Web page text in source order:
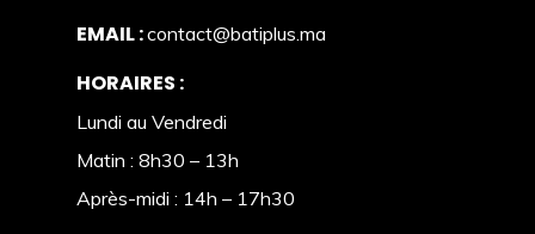
EMAIL :contact@batiplus.ma
HORAIRES :
Lundi au Vendredi
Matin : 8h30 – 13h
Après-midi : 14h – 17h30